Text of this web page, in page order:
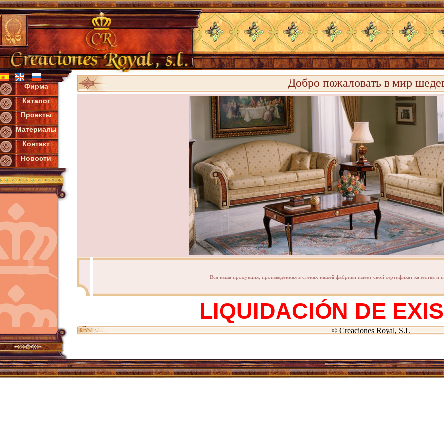
Фирма
Каталог
Проекты
Материалы
Контакт
Новости
Добро пожаловать в мир
Вся наша продукция, произведенная в стенах нашей фабрики имеет свой сертификат качества и
LIQUIDACIÓN DE
© Creaciones Royal, S.L